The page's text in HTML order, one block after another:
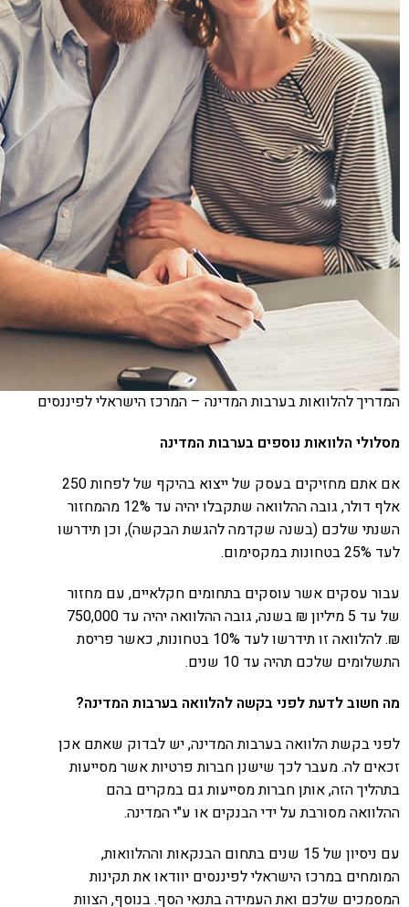
המדריך להלוואות בערבות המדינה – המרכז הישראלי לפיננסים
מסלולי הלוואות נוספים בערבות המדינה
אם אתם מחזיקים בעסק של ייצוא בהיקף של לפחות 250
אלף דולר, גובה ההלוואה שתקבלו יהיה עד 12% מהמחזור
השנתי שלכם (בשנה שקדמה להגשת הבקשה), וכן תידרשו
לעד 25% בטחונות במקסימום.
עבור עסקים אשר עוסקים בתחומים חקלאיים, עם מחזור
של עד 5 מיליון ₪ בשנה, גובה ההלוואה יהיה עד 750,000
₪. להלוואה זו תידרשו לעד 10% בטחונות, כאשר פריסת
התשלומים שלכם תהיה עד 10 שנים.
מה חשוב לדעת לפני בקשה להלוואה בערבות המדינה?
​לפני בקשת הלוואה בערבות המדינה, יש לבדוק שאתם אכן
זכאים לה. מעבר לכך שישנן חברות פרטיות אשר מסייעות
בתהליך הזה, אותן חברות מסייעות גם במקרים בהם
ההלוואה מסורבת על ידי הבנקים או ע"י המדינה.
עם ניסיון של 15 שנים בתחום הבנקאות וההלוואות,
המומחים במרכז הישראלי לפיננסים יוודאו את תקינות
המסמכים שלכם ואת העמידה בתנאי הסף. בנוסף, הצוות